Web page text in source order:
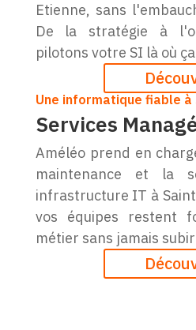
Etienne, sans
De la stratégie à
pilotons votre SI là où
Une informatique fiable à
Services
Améléo prend en
maintenance et la
infrastructure IT à
vos équipes restent
métier sans jamais